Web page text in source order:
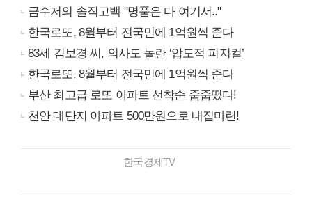
금수저의 솔직고백 "명품은 다 여기서.."
한국로또, 8월부터 전국민에 1억원씩 준다
83세 김보경 씨, 의사도 놀란 ‘압도적 피지컬’
한국로또, 8월부터 전국민에 1억원씩 준다
부산 최고급 로또 아파트 선착순 줍줍떴다!
천안 대단지 아파트 500만원으로 내집마련!
한국경제TV